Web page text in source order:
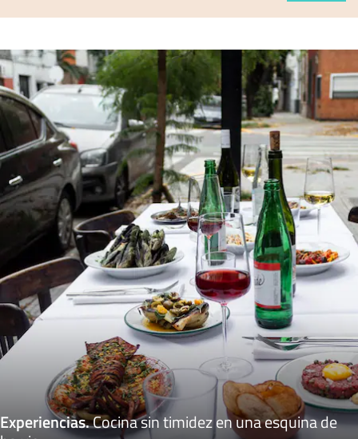
Experiencias.Cocina sin timidez en una esquina de